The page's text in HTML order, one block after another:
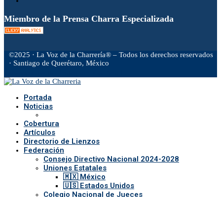
Miembro de la Prensa Charra Especializada
©2025 · La Voz de la Charrería® – Todos los derechos reservados
· Santiago de Querétaro, México
Portada
Noticias
Cobertura
Artículos
Directorio de Lienzos
Federación
Consejo Directivo Nacional 2024-2028
Uniones Estatales
🇲🇽 México
🇺🇸 Estados Unidos
Colegio Nacional de Jueces